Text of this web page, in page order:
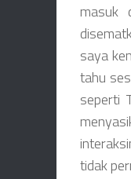
masuk
saya
tahu
seperti
tidak